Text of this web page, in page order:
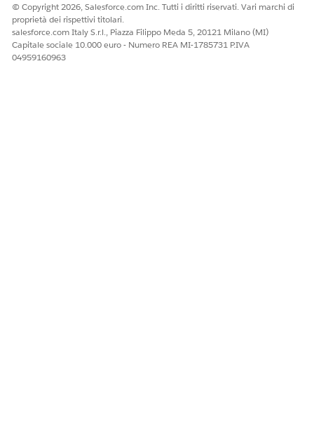
© Copyright 2026, Salesforce.com Inc. Tutti i diritti riservati. Vari marchi di
proprietà dei rispettivi titolari.
salesforce.com Italy S.r.l., Piazza Filippo Meda 5, 20121 Milano (MI)
Capitale sociale 10.000 euro - Numero REA MI-1785731 P.IVA
04959160963